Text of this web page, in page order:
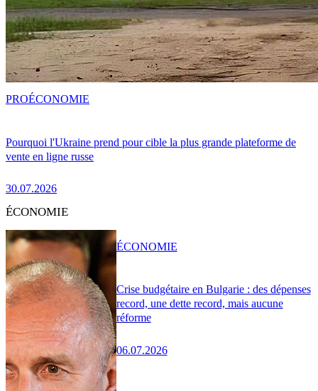
Pourquoi l'Ukraine prend pour cible la plus grande plateforme de
vente en ligne russe
30.07.2026
PROÉCONOMIE
ÉCONOMIE
Crise budgétaire en Bulgarie : des dépenses
record, une dette record, mais aucune
réforme
06.07.2026
ÉCONOMIE